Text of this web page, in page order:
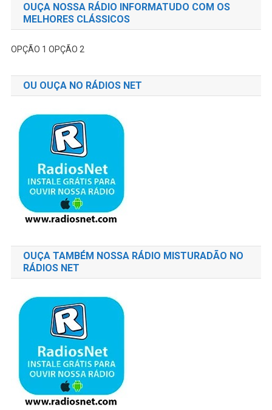
OUÇA NOSSA RÁDIO INFORMATUDO COM OS
MELHORES CLÁSSICOS
OPÇÃO 1 OPÇÃO 2
OU OUÇA NO RÁDIOS NET
OUÇA TAMBÉM NOSSA RÁDIO MISTURADÃO NO
RÁDIOS NET